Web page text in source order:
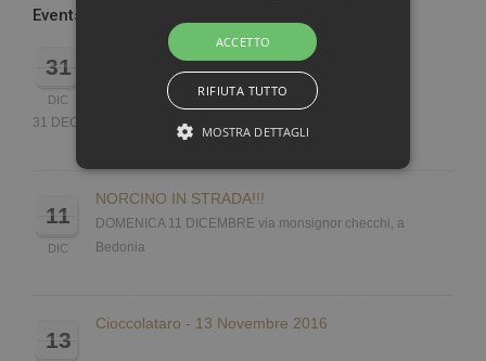
Events
31
DIC
CAPODANNO 2019
CAPODANNO 2019
HOTEL SAN MARCO
31 DECEMBER ST 21.00 P.M
11
DIC
NORCINO IN STRADA!!!
DOMENICA 11 DICEMBRE via monsignor checchi, a
Bedonia
13
Cioccolataro - 13 Novembre 2016
ACCETTO
RIFIUTA TUTTO
MOSTRA DETTAGLI
STRETTAMENTE NECESSARI E STATISTICHE
funzionalità del sito Web principale come